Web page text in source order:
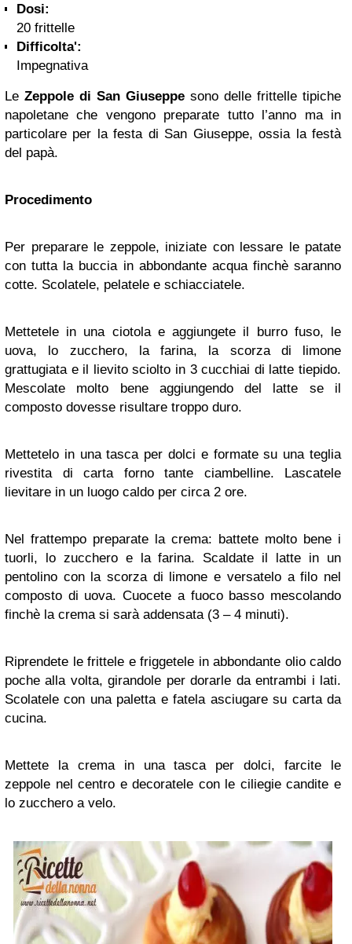
Dosi:
20 frittelle
Difficolta':
Impegnativa
Le Zeppole di San Giuseppe sono delle frittelle tipiche
napoletane che vengono preparate tutto l’anno ma in
particolare per la festa di San Giuseppe, ossia la festà
del papà.
Procedimento
Per preparare le zeppole, iniziate con lessare le patate
con tutta la buccia in abbondante acqua finchè saranno
cotte. Scolatele, pelatele e schiacciatele.
Mettetele in una ciotola e aggiungete il burro fuso, le
uova, lo zucchero, la farina, la scorza di limone
grattugiata e il lievito sciolto in 3 cucchiai di latte tiepido.
Mescolate molto bene aggiungendo del latte se il
composto dovesse risultare troppo duro.
Mettetelo in una tasca per dolci e formate su una teglia
rivestita di carta forno tante ciambelline. Lascatele
lievitare in un luogo caldo per circa 2 ore.
Nel frattempo preparate la crema: battete molto bene i
tuorli, lo zucchero e la farina. Scaldate il latte in un
pentolino con la scorza di limone e versatelo a filo nel
composto di uova. Cuocete a fuoco basso mescolando
finchè la crema si sarà addensata (3 – 4 minuti).
Riprendete le frittele e friggetele in abbondante olio caldo
poche alla volta, girandole per dorarle da entrambi i lati.
Scolatele con una paletta e fatela asciugare su carta da
cucina.
Mettete la crema in una tasca per dolci, farcite le
zeppole nel centro e decoratele con le ciliegie candite e
lo zucchero a velo.